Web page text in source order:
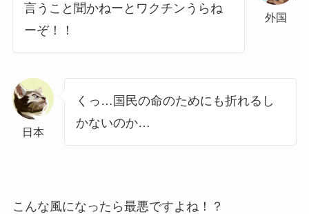
外国
言うこと聞かねーとワクチンうらね
ーぞ！！
日本
くっ…国民の命のためにも折れるし
かないのか…
こんな風になったら最悪ですよね！？